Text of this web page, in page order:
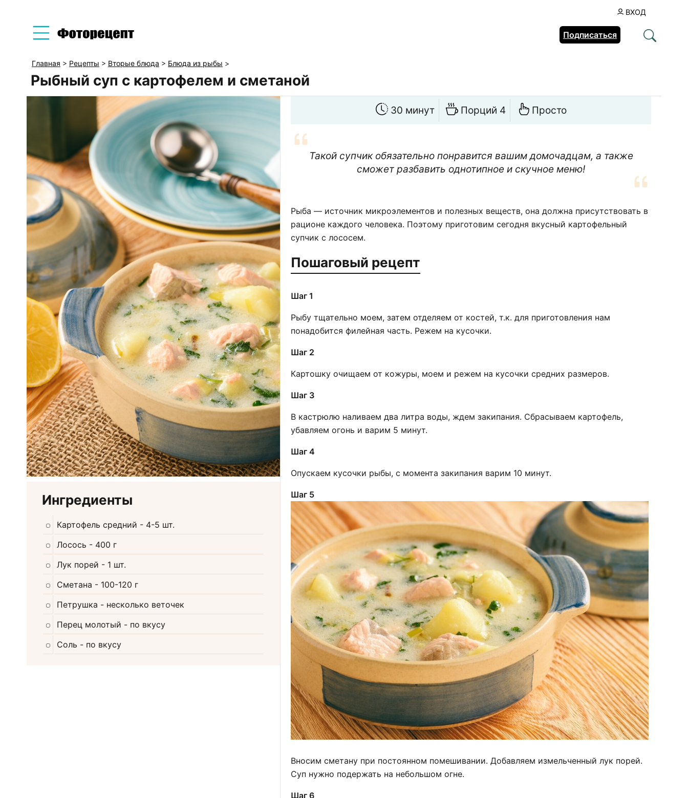
ВХОД
Подписаться
Главная > Рецепты > Вторые блюда > Блюда из рыбы >
Рыбный суп с картофелем и сметаной
Ингредиенты
Картофель средний - 4-5 шт.
Лосось - 400 г
Лук порей - 1 шт.
Сметана - 100-120 г
Петрушка - несколько веточек
Перец молотый - по вкусу
Соль - по вкусу
30 минут Порций 4 Просто
Такой супчик обязательно понравится вашим домочадцам, а также
сможет разбавить однотипное и скучное меню!
Рыба — источник микроэлементов и полезных веществ, она должна присутствовать в
рационе каждого человека. Поэтому приготовим сегодня вкусный картофельный
супчик с лососем.
Пошаговый рецепт
Шаг 1
Рыбу тщательно моем, затем отделяем от костей, т.к. для приготовления нам
понадобится филейная часть. Режем на кусочки.
Шаг 2
Картошку очищаем от кожуры, моем и режем на кусочки средних размеров.
Шаг 3
В кастрюлю наливаем два литра воды, ждем закипания. Сбрасываем картофель,
убавляем огонь и варим 5 минут.
Шаг 4
Опускаем кусочки рыбы, с момента закипания варим 10 минут.
Шаг 5
Вносим сметану при постоянном помешивании. Добавляем измельченный лук порей.
Суп нужно подержать на небольшом огне.
Шаг 6